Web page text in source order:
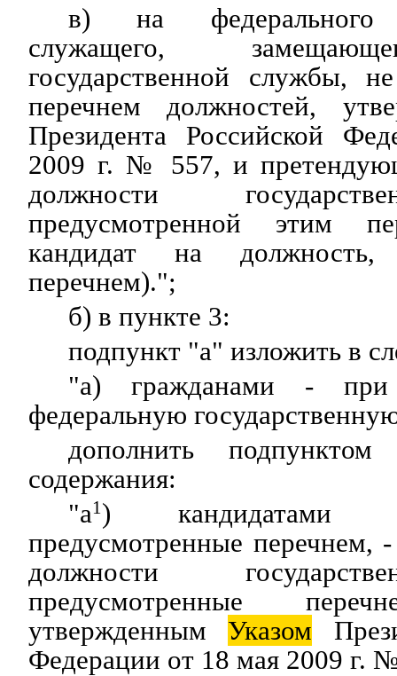
в) на федерального
служащего,
государственной службы,
перечнем должностей,
Президента Российской
2009 г. № 557, и
должности
предусмотренной этим
кандидат на должность,
перечнем).";
б) в пункте 3:
подпункт "а" изложить в
"а) гражданами - при
федеральную
дополнить
содержания:
"а1 ) кандидатами
предусмотренные перечнем,
должности
предусмотренные
утвержденным Указом
Федерации от 18 мая 2009 г.